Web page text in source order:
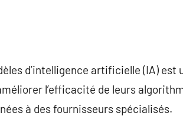
d’intelligence artificielle (IA) est
l’efficacité de leurs
à des fournisseurs spécialisés.